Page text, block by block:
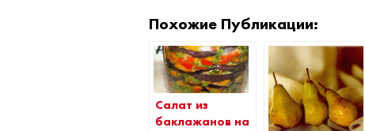
Похожие Публикации:
Салат из
баклажанов на